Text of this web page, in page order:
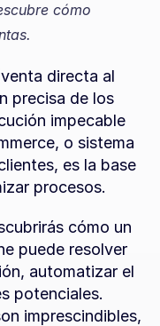
cómo
directa al
precisa de los
impecable
o sistema
es la base
procesos.
cómo un
puede resolver
automatizar el
potenciales.
imprescindibles,